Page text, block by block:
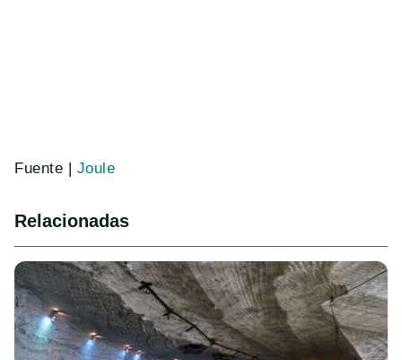
Fuente | Joule
Relacionadas